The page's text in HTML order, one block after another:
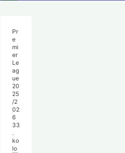
Pr
e
mi
er
Le
ag
ue
20
25
/2
02
6
33
.
ko
lo